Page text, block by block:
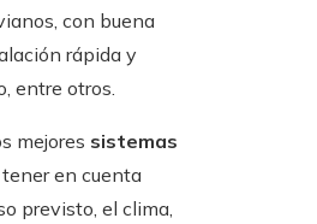
con buena
rápida y
entre otros.
mejores sistemas
tener en cuenta
previsto, el clima,